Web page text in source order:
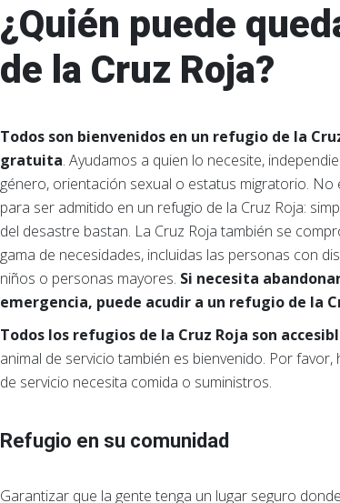
¿Quién puede
de la Cruz Roja?
Todos son bienvenidos en un refugio de la
gratuita. Ayudamos a quien lo necesite,
género, orientación sexual o estatus migratorio.
para ser admitido en un refugio de la Cruz Roja:
del desastre bastan. La Cruz Roja también se
gama de necesidades, incluidas las personas con
niños o personas mayores. Si necesita
emergencia, puede acudir a un refugio de la
Todos los refugios de la Cruz Roja son
animal de servicio también es bienvenido. Por
de servicio necesita comida o suministros.
Refugio en su comunidad
Garantizar que la gente tenga un lugar seguro